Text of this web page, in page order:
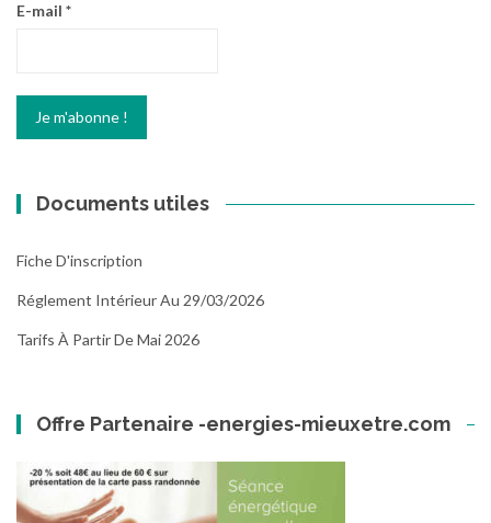
E-mail *
Documents utiles
Fiche D'inscription
Réglement Intérieur Au 29/03/2026
Tarifs À Partir De Mai 2026
Offre Partenaire -energies-mieuxetre.com